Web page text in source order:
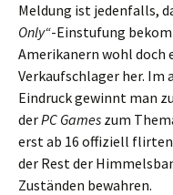
Meldung ist jedenfalls,
Only“-Einstufung
Amerikanern wohl doch
Verkaufschlager her. Im
Eindruck gewinnt man
derPC Games zum
erst ab 16 offiziell
der Rest der
Zuständen bewahren.